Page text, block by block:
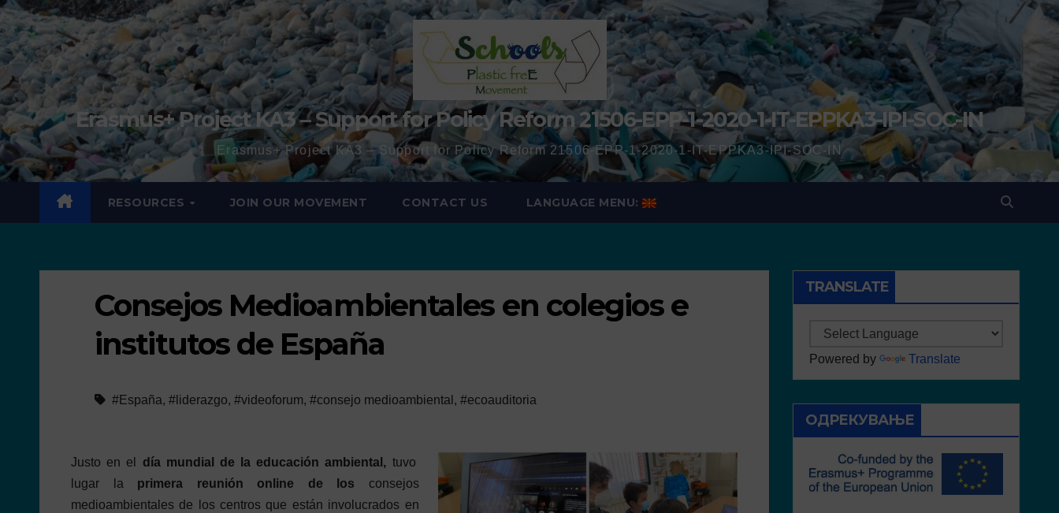
Erasmus+ Project KA3 – Support for Policy Reform 21506-EPP-1-2020-1-IT-EPPKA3-IPI-SOC-IN
Erasmus+ Project KA3 – Support for Policy Reform 21506-EPP-1-2020-1-IT-EPPKA3-IPI-SOC-IN
RESOURCES JOIN OUR MOVEMENT CONTACT US LANGUAGE MENU:
Consejos Medioambientales en colegios e
institutos de España
#España, #liderazgo, #videoforum, #consejo medioambiental , #ecoauditoria
Justo en el día mundial de la educación ambiental, tuvo
lugar la primera reunión online de los consejos
medioambientales de los centros que están involucrados en
TRANSLATE
Powered by Translate
ОДРЕКУВАЊЕ